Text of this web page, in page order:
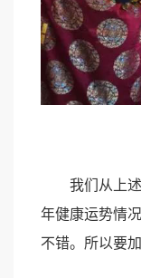
我们从上述
年健康运势情
不错。所以要